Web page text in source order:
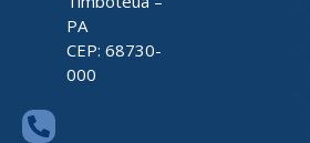
PA
CEP: 68730-
000